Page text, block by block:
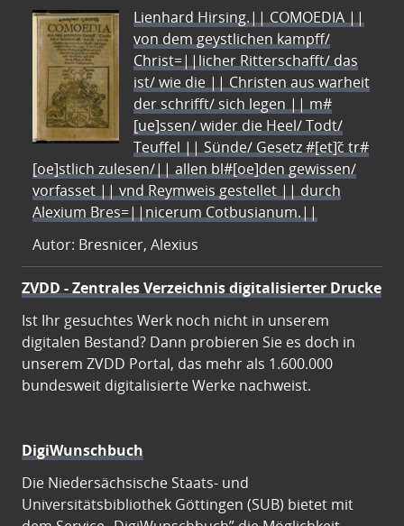
Lienhard Hirsing.|| COMOEDIA ||
von dem geystlichen kampff/
Christ=||licher Ritterschafft/ das
ist/ wie die || Christen aus warheit
der schrifft/ sich legen || m#
[ue]ssen/ wider die Heel/ Todt/
Teuffel || Sünde/ Gesetz #[et]c̃ tr#
[oe]stlich zulesen/|| allen bl#[oe]den gewissen/
vorfasset || vnd Reymweis gestellet || durch
Alexium Bres=||nicerum Cotbusianum.||
Autor: Bresnicer, Alexius
ZVDD - Zentrales Verzeichnis digitalisierter Drucke
Ist Ihr gesuchtes Werk noch nicht in unserem
digitalen Bestand? Dann probieren Sie es doch in
unserem ZVDD Portal, das mehr als 1.600.000
bundesweit digitalisierte Werke nachweist.
DigiWunschbuch
Die Niedersächsische Staats- und
Universitätsbibliothek Göttingen (SUB) bietet mit